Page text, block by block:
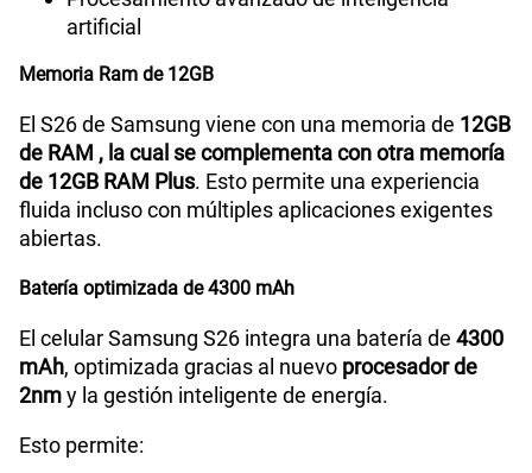
artificial
Memoria Ram de 12GB
El S26 de Samsung viene con una memoria de 12GB
de RAM , la cual se complementa con otra memoría
de 12GB RAM Plus. Esto permite una experiencia
fluida incluso con múltiples aplicaciones exigentes
abiertas.
Batería optimizada de 4300 mAh
El celular Samsung S26 integra una batería de 4300
mAh, optimizada gracias al nuevo procesador de
2nmy la gestión inteligente de energía.
Esto permite: